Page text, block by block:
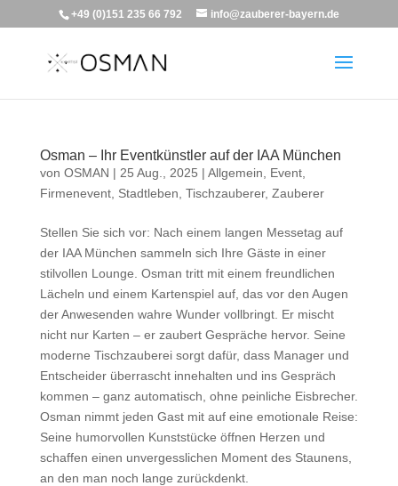
+49 (0)151 235 66 792 info@zauberer-bayern.de
Osman – Ihr Eventkünstler auf der IAA München
von OSMAN | 25 Aug., 2025 | Allgemein Event,
Firmenevent, Stadtleben Tischzauberer, Zauberer
Stellen Sie sich vor: Nach einem langen Messetag auf
der IAA München sammeln sich Ihre Gäste in einer
stilvollen Lounge. Osman tritt mit einem freundlichen
Lächeln und einem Kartenspiel auf, das vor den Augen
der Anwesenden wahre Wunder vollbringt. Er mischt
nicht nur Karten – er zaubert Gespräche hervor. Seine
moderne Tischzaubereisorgt dafür, dass Manager und
Entscheider überrascht innehalten und ins Gespräch
kommen – ganz automatisch, ohne peinliche Eisbrecher.
Osman nimmt jeden Gast mit auf eine emotionale Reise:
Seine humorvollen Kunststücke öffnen Herzen und
schaffen einen unvergesslichen Moment des Staunens,
an den man noch lange zurückdenkt.